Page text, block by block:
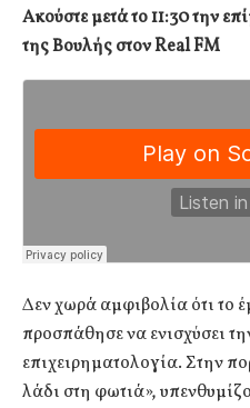
Ακούστε μετά το 11:30 την
της Βουλής στον Real FM
Δεν χωρά αμφιβολία ότι το
προσπάθησε να ενισχύσει
επιχειρηματολογία. Στην
λάδι στη φωτιά»,